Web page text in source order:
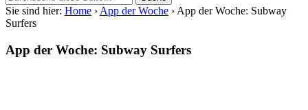
Sie sind hier: Home › App der Woche › App der Woche: Subway
Surfers
App der Woche: Subway Surfers